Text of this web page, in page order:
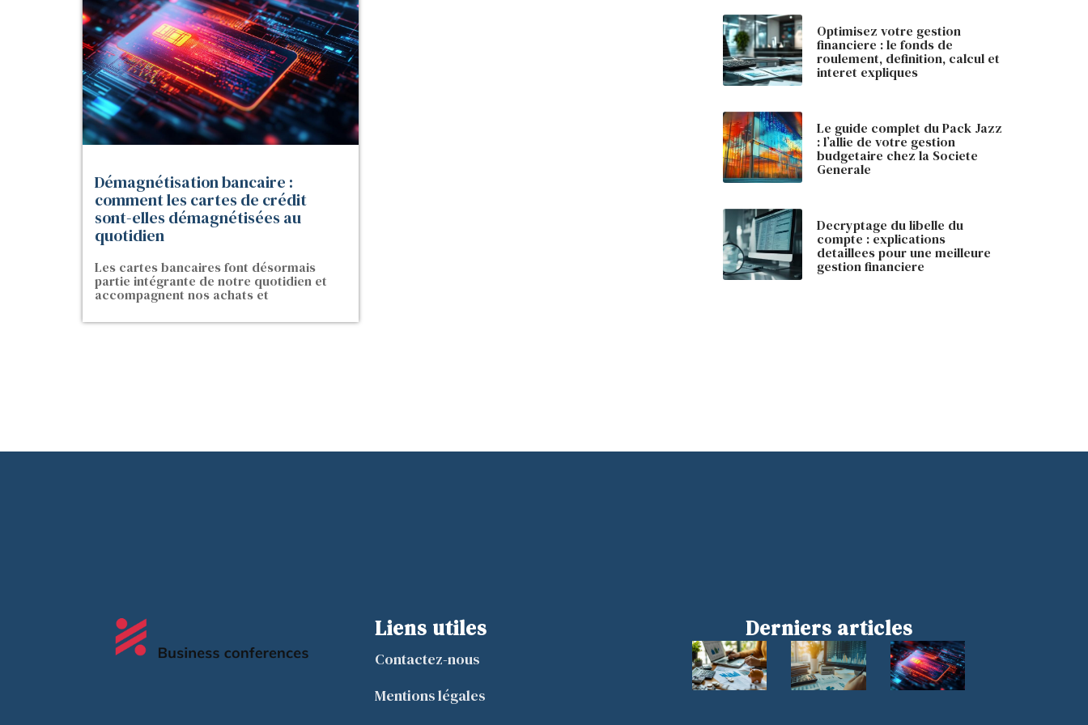
Démagnétisation bancaire :
comment les cartes de crédit
sont-elles démagnétisées au
quotidien
Les cartes bancaires font désormais
partie intégrante de notre quotidien et
accompagnent nos achats et
Optimisez votre gestion
financiere : le fonds de
roulement, definition, calcul et
interet expliques
Le guide complet du Pack Jazz
: l’allie de votre gestion
budgetaire chez la Societe
Generale
Decryptage du libelle du
compte : explications
detaillees pour une meilleure
gestion financiere
Liens utiles
Contactez-nous
Mentions légales
Derniers articles